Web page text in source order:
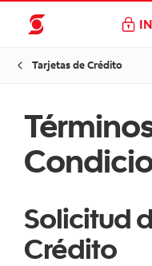
Tarjetas de Crédito
Solicitud
Crédito